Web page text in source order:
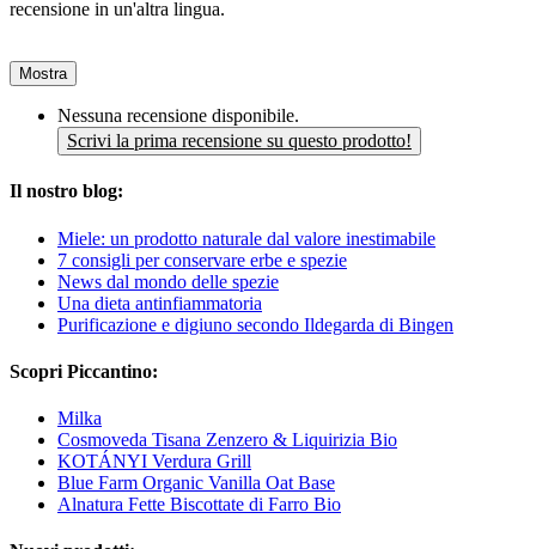
recensione in un'altra lingua.
Mostra
Nessuna recensione disponibile.
Scrivi la prima recensione su questo prodotto!
Il nostro blog:
Miele: un prodotto naturale dal valore inestimabile
7 consigli per conservare erbe e spezie
News dal mondo delle spezie
Una dieta antinfiammatoria
Purificazione e digiuno secondo Ildegarda di Bingen
Scopri Piccantino:
Milka
Cosmoveda Tisana Zenzero & Liquirizia Bio
KOTÁNYI Verdura Grill
Blue Farm Organic Vanilla Oat Base
Alnatura Fette Biscottate di Farro Bio